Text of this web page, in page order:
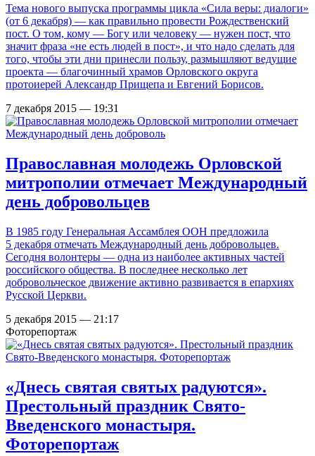
Тема нового выпуска программы цикла «Сила веры: диалоги»
(от 6 декабря) — как правильно провести Рождественский
пост. О том, кому — Богу или человеку — нужен пост, что
значит фраза «не есть людей в пост», и что надо сделать для
того, чтобы эти дни принесли пользу, размышляют ведущие
проекта — благочинный храмов Орловского округа
протоиерей Александр Прищепа и Евгений Борисов.
7 декабря 2015 — 19:31
Православная молодежь Орловской
митрополии отмечает Международный
день добровольцев
В 1985 году Генеральная Ассамблея ООН предложила
5 декабря отмечать Международный день добровольцев.
Сегодня волонтеры — одна из наиболее активных частей
российского общества. В последнее несколько лет
добровольческое движение активно развивается в епархиях
Русской Церкви.
5 декабря 2015 — 21:17
Фоторепортаж
«Днесь святая святых радуются».
Престольный праздник Свято-
Введенского монастыря.
Фоторепортаж